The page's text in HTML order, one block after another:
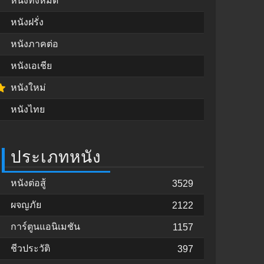
หนังฝรั่ง
หนังภาคต่อ
หนังเอเชีย
หนังใหม่
หนังไทย
ประเภทหนัง
หนังต่อสู้ 3529
ผจญภัย 2122
การ์ตูนแอนิเมชัน 1157
ชีวประวัติ 397